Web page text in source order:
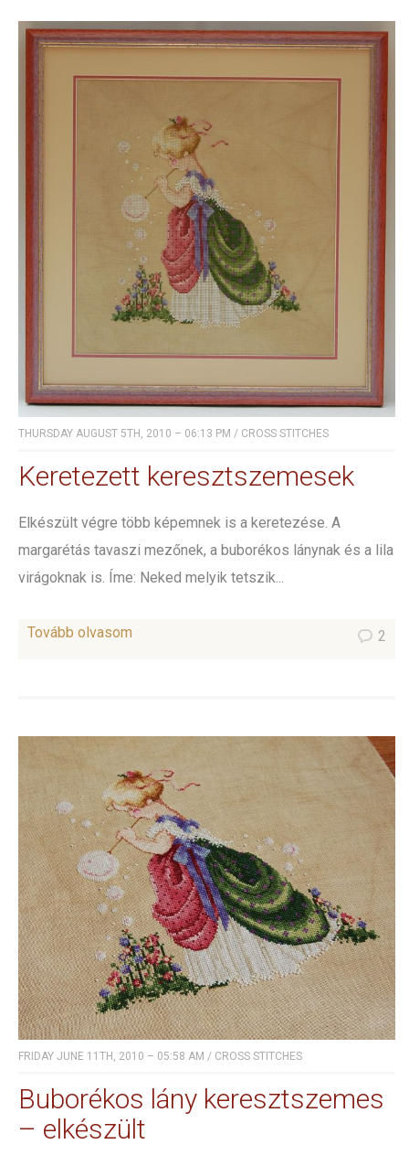
THURSDAY AUGUST 5TH, 2010 – 06:13 PM / CROSS STITCHES
Keretezett keresztszemesek
Elkészült végre több képemnek is a keretezése. A
margarétás tavaszi mezőnek, a buborékos lánynak és a lila
virágoknak is. Íme: Neked melyik tetszik...
Tovább olvasom 2
FRIDAY JUNE 11TH, 2010 – 05:58 AM / CROSS STITCHES
Buborékos lány keresztszemes
– elkészült